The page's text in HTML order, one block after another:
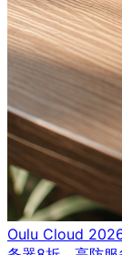
Oulu Cloud